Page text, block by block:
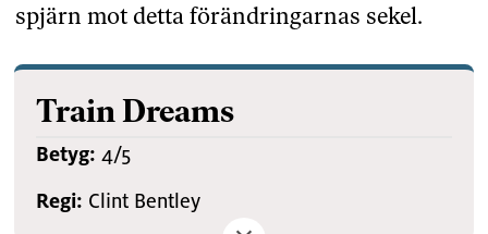
spjärn mot detta förändringarnas sekel.
Train Dreams
Betyg: 4/5
Regi: Clint Bentley